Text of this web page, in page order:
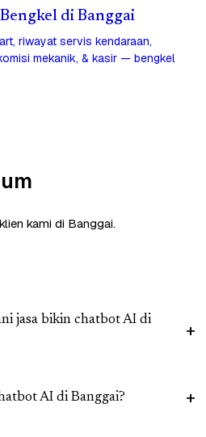
di Banggai
riwayat servis kendaraan,
mekanik, & kasir — bengkel
kami di Banggai.
jasa bikin chatbot AI di
AI di Banggai?